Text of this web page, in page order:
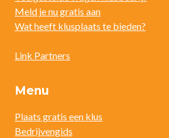
Meld je nu gratis aan
Wat heeft klusplaats te bieden?
Link Partners
Menu
Plaats gratis een klus
Bedrijvengids